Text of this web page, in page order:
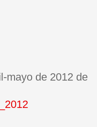
mayo de 2012 de